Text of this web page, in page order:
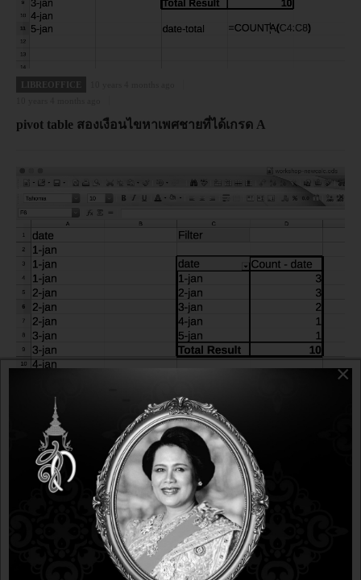
LIBREOFFICE
pivot table สองเงือนไขหาเพศชายที่ได้เกรด A
LIBREOFFICE
10 years 4 months ago
10 years 4 months ago
การใช้ pivot table เพื่อนับจำนวน
×